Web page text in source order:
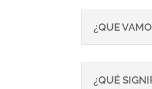
¿QUE
¿QUÉ